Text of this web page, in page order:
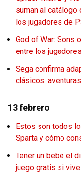
suman al catálogo
los jugadores de
God of War: Sons
entre los
Sega confirma
clásicos:
13 febrero
Estos son todos
Sparta y cómo
Tener un bebé el
juego gratis si